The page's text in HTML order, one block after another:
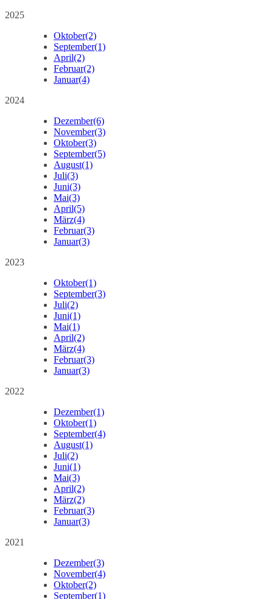
2025
Oktober(2)
September(1)
April(2)
Februar(2)
Januar(4)
2024
Dezember(6)
November(3)
Oktober(3)
September(5)
August(1)
Juli(3)
Juni(3)
Mai(3)
April(5)
März(4)
Februar(3)
Januar(3)
2023
Oktober(1)
September(3)
Juli(2)
Juni(1)
Mai(1)
April(2)
März(4)
Februar(3)
Januar(3)
2022
Dezember(1)
Oktober(1)
September(4)
August(1)
Juli(2)
Juni(1)
Mai(3)
April(2)
März(2)
Februar(3)
Januar(3)
2021
Dezember(3)
November(4)
Oktober(2)
September(1)